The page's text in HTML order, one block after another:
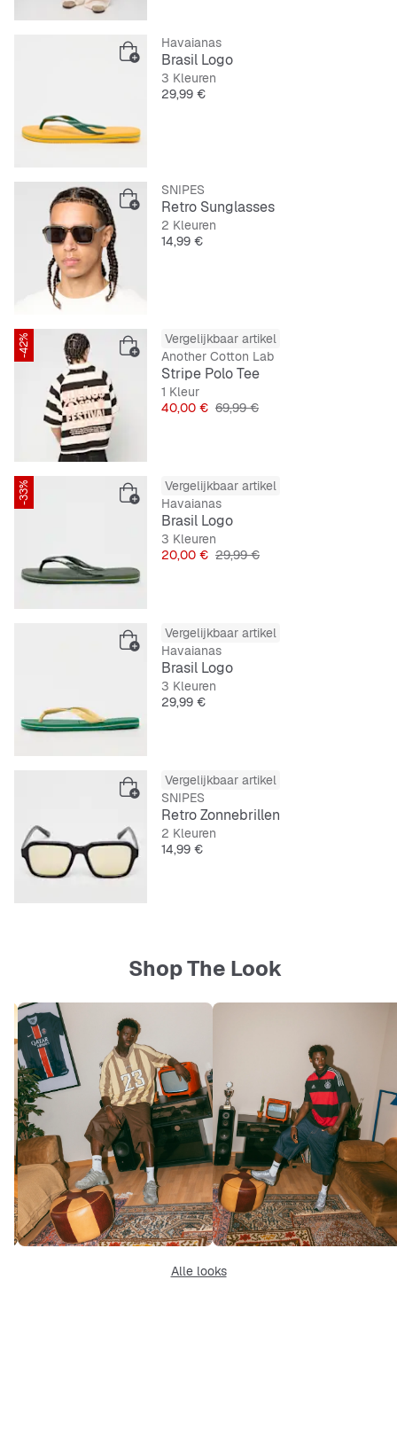
Havaianas
Brasil Logo
3 Kleuren
Prijs
29,99 €
SNIPES
Retro Sunglasses
2 Kleuren
Prijs
14,99 €
-42%
Vergelijkbaar artikel
Another Cotton Lab
Stripe Polo Tee
1 Kleur
Prijs
40,00 € Originele Prijs
69,99 €
-33%
Vergelijkbaar artikel
Havaianas
Brasil Logo
3 Kleuren
Prijs
20,00 € Originele Prijs
29,99 €
Vergelijkbaar artikel
Havaianas
Brasil Logo
3 Kleuren
Prijs
29,99 €
Vergelijkbaar artikel
SNIPES
Retro Zonnebrillen
2 Kleuren
Prijs
14,99 €
Shop The Look
Alle looks